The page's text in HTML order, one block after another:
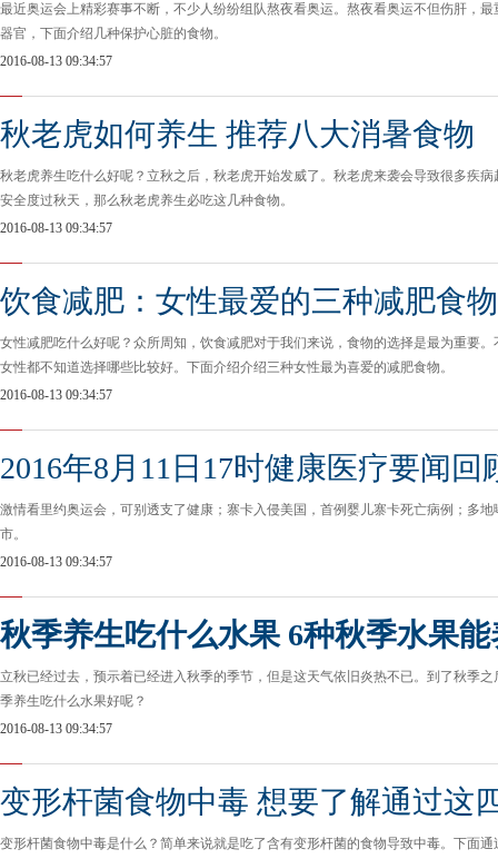
最近奥运会上精彩赛事不断，不少人纷纷组队熬夜看奥运。熬夜看奥运不但伤肝，
器官，下面介绍几种保护心脏的食物。
2016-08-13 09:34:57
秋老虎如何养生 推荐八大消暑食物
秋老虎养生吃什么好呢？立秋之后，秋老虎开始发威了。秋老虎来袭会导致很多疾
安全度过秋天，那么秋老虎养生必吃这几种食物。
2016-08-13 09:34:57
饮食减肥：女性最爱的三种减肥食物
女性减肥吃什么好呢？众所周知，饮食减肥对于我们来说，食物的选择是最为重要
女性都不知道选择哪些比较好。下面介绍介绍三种女性最为喜爱的减肥食物。
2016-08-13 09:34:57
2016年8月11日17时健康医疗要闻回
激情看里约奥运会，可别透支了健康；寨卡入侵美国，首例婴儿寨卡死亡病例；多
市。
2016-08-13 09:34:57
秋季养生吃什么水果 6种秋季水果能
立秋已经过去，预示着已经进入秋季的季节，但是这天气依旧炎热不已。到了秋季
季养生吃什么水果好呢？
2016-08-13 09:34:57
变形杆菌食物中毒 想要了解通过这
变形杆菌食物中毒是什么？简单来说就是吃了含有变形杆菌的食物导致中毒。下面